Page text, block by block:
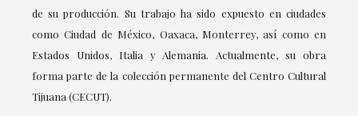
de su producción. Su trabajo ha sido expuesto en ciudades
como Ciudad de México, Oaxaca, Monterrey, así como en
Estados Unidos, Italia y Alemania. Actualmente, su obra
forma parte de la colección permanente del Centro Cultural
Tijuana (CECUT).